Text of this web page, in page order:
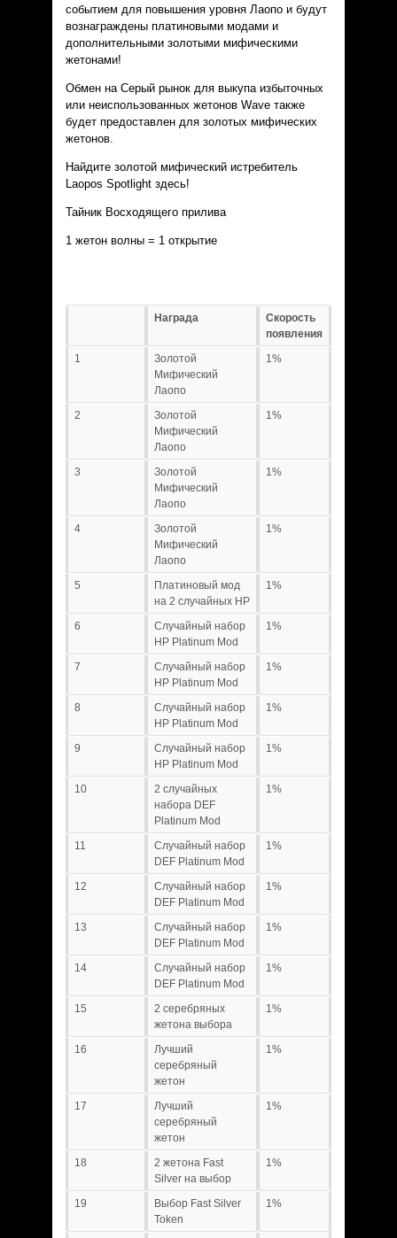
событием для повышения уровня Лаопо и будут
вознаграждены платиновыми модами и
дополнительными золотыми мифическими
жетонами!
Обмен на Серый рынок для выкупа избыточных
или неиспользованных жетонов Wave также
будет предоставлен для золотых мифических
жетонов.
Найдите золотой мифический истребитель
Laopos Spotlight здесь!
Тайник Восходящего прилива
1 жетон волны = 1 открытие
Награда
Скорость
появления
1
Золотой
Мифический
Лаопо
1%
2
Золотой
Мифический
Лаопо
1%
3
Золотой
Мифический
Лаопо
1%
4
Золотой
Мифический
Лаопо
1%
5
Платиновый мод
на 2 случайных HP
1%
6
Случайный набор
HP Platinum Mod
1%
7
Случайный набор
HP Platinum Mod
1%
8
Случайный набор
HP Platinum Mod
1%
9
Случайный набор
HP Platinum Mod
1%
10
2 случайных
набора DEF
Platinum Mod
1%
11
Случайный набор
DEF Platinum Mod
1%
12
Случайный набор
DEF Platinum Mod
1%
13
Случайный набор
DEF Platinum Mod
1%
14
Случайный набор
DEF Platinum Mod
1%
15
2 серебряных
жетона выбора
1%
16
Лучший
серебряный
жетон
1%
17
Лучший
серебряный
жетон
1%
18
2 жетона Fast
Silver на выбор
1%
19
Выбор Fast Silver
Token
1%